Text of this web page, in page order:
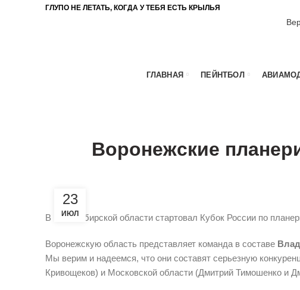
ГЛУПО НЕ ЛЕТАТЬ, КОГДА У ТЕБЯ ЕСТЬ КРЫЛЬЯ
ГЛАВНАЯ ПЕЙНТБОЛ
Воронежские
23
ИЮЛ
В Новосибирской области стартовал Кубок России по
Воронежскую область представляет команда в составе
Мы верим и надеемся, что они составят серьезную
Кривощеков) и Московской области (Дмитрий Тимошенко и